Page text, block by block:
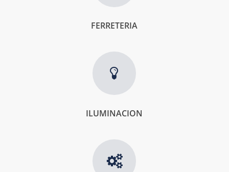
FERRETERIA
ILUMINACION